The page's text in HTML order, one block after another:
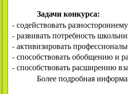
Задачи конкурса:
- содействовать
- развивать потребность
- активизировать
- способствовать обобщению и
- способствовать расширению
Более подробная